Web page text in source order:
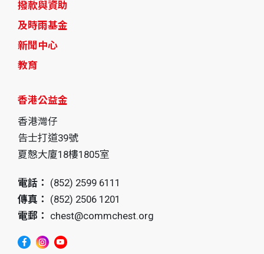
撥款與資助
及時雨基金
新聞中心
教育
香港公益金
香港灣仔
告士打道39號
夏慤大廈18樓1805室
電話： (852) 2599 6111
傳真： (852) 2506 1201
電郵： chest@commchest.org